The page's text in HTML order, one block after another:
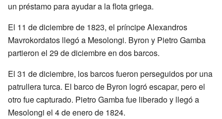
un préstamo para ayudar a la flota griega.
El 11 de diciembre de 1823, el príncipe Alexandros
Mavrokordatos llegó a Mesolongi. Byron y Pietro Gamba
partieron el 29 de diciembre en dos barcos.
El 31 de diciembre, los barcos fueron perseguidos por una
patrullera turca. El barco de Byron logró escapar, pero el
otro fue capturado. Pietro Gamba fue liberado y llegó a
Mesolongi el 4 de enero de 1824.